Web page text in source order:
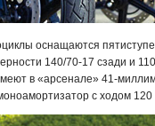
оснащаются
140/70-17 сзади и
в «арсенале» 41-
с ходом